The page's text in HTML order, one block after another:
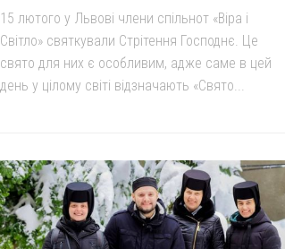
15 лютого у Львові члени спільнот «Віра і
Світло» святкували Стрітення Господнє. Це
свято для них є особливим, адже саме в цей
день у цілому світі відзначають «Свято...